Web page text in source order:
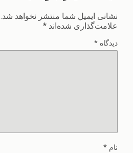
نشانی ایمیل شما منتشر نخواهد شد.
علامت‌گذاری شده‌اند *
دیدگاه *
نام *